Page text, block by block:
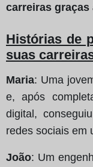
carreiras
Histórias de
suas
Maria: Uma
e, após
digital,
redes sociais em
João: Um